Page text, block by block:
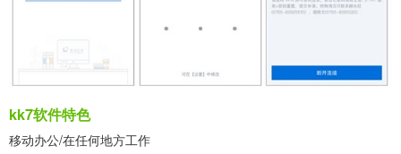
kk7软件特色
移动办公/在任何地方工作